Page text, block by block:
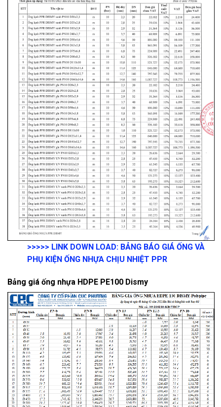
>>>>> LINK DOWN LOAD: BẢNG BÁO GIÁ ỐNG VÀ
PHỤ KIỆN ỐNG NHỰA CHỊU NHIỆT PPR
Bảng giá ống nhựa HDPE PE100 Dismy